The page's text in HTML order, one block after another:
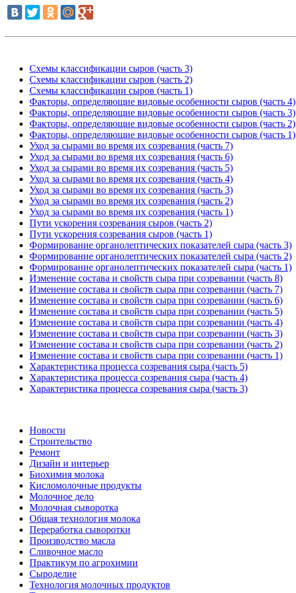
Схемы классификации сыров (часть 3)
Схемы классификации сыров (часть 2)
Схемы классификации сыров (часть 1)
Факторы, определяющие видовые особенности сыров (часть 4)
Факторы, определяющие видовые особенности сыров (часть 3)
Факторы, определяющие видовые особенности сыров (часть 2)
Факторы, определяющие видовые особенности сыров (часть 1)
Уход за сырами во время их созревания (часть 7)
Уход за сырами во время их созревания (часть 6)
Уход за сырами во время их созревания (часть 5)
Уход за сырами во время их созревания (часть 4)
Уход за сырами во время их созревания (часть 3)
Уход за сырами во время их созревания (часть 2)
Уход за сырами во время их созревания (часть 1)
Пути ускорения созревания сыров (часть 2)
Пути ускорения созревания сыров (часть 1)
Формирование органолептических показателей сыра (часть 3)
Формирование органолептических показателей сыра (часть 2)
Формирование органолептических показателей сыра (часть 1)
Изменение состава и свойств сыра при созревании (часть 8)
Изменение состава и свойств сыра при созревании (часть 7)
Изменение состава и свойств сыра при созревании (часть 6)
Изменение состава и свойств сыра при созревании (часть 5)
Изменение состава и свойств сыра при созревании (часть 4)
Изменение состава и свойств сыра при созревании (часть 3)
Изменение состава и свойств сыра при созревании (часть 2)
Изменение состава и свойств сыра при созревании (часть 1)
Характеристика процесса созревания сыра (часть 5)
Характеристика процесса созревания сыра (часть 4)
Характеристика процесса созревания сыра (часть 3)
Новости
Строительство
Ремонт
Дизайн и интерьер
Биохимия молока
Кисломолочные продукты
Молочное дело
Молочная сыворотка
Общая технология молока
Переработка сыворотки
Производство масла
Сливочное масло
Практикум по агрохимии
Сыроделие
Технология молочных продуктов